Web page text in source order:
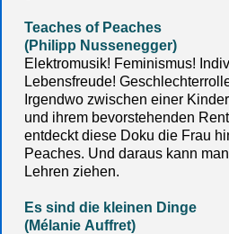
Teaches of Peaches
(Philipp Nussenegger)
Elektromusik! Feminismus!
Lebensfreude!
Irgendwo zwischen einer
und ihrem bevorstehenden
entdeckt diese Doku die Frau
Peaches. Und daraus kann
Lehren ziehen.
Es sind die kleinen Dinge
(Mélanie Auffret)